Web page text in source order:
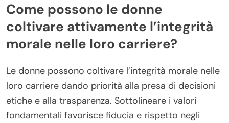
Come possono le donne
coltivare attivamente l’integrità
morale nelle loro carriere?
Le donne possono coltivare l’integrità morale nelle
loro carriere dando priorità alla presa di decisioni
etiche e alla trasparenza. Sottolineare i valori
fondamentali favorisce fiducia e rispetto negli